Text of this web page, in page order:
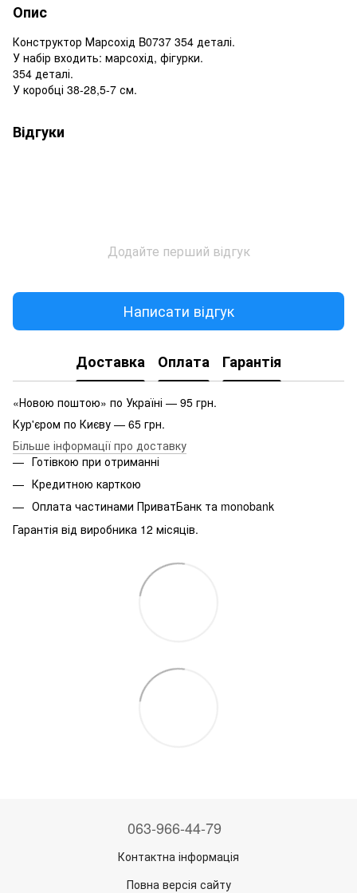
Опис
Конструктор Марсохід B0737 354 деталі.
У набір входить: марсохід, фігурки.
354 деталі.
У коробці 38-28,5-7 см.
Відгуки
Додайте перший відгук
Написати відгук
Доставка Оплата Гарантія
«Новою поштою» по Україні — 95 грн.
Кур'єром по Києву — 65 грн.
Більше інформації про доставку
Готівкою при отриманні
Кредитною карткою
Оплата частинами ПриватБанк та monobank
Гарантія від виробника 12 місяців.
063-966-44-79
Контактна інформація
Повна версія сайту